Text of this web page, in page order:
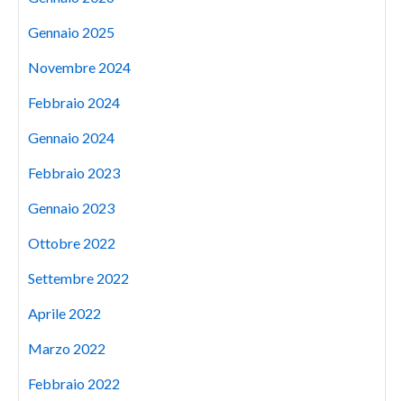
Gennaio 2025
Novembre 2024
Febbraio 2024
Gennaio 2024
Febbraio 2023
Gennaio 2023
Ottobre 2022
Settembre 2022
Aprile 2022
Marzo 2022
Febbraio 2022